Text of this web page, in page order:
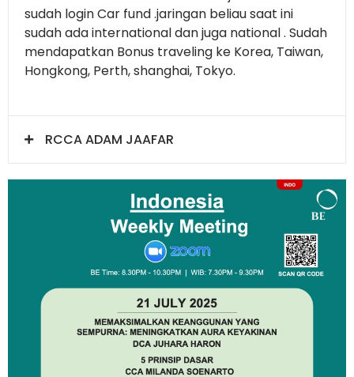
sudah login Car fund .jaringan beliau saat ini
sudah ada international dan juga national . Sudah
mendapatkan Bonus traveling ke Korea, Taiwan,
Hongkong, Perth, shanghai, Tokyo.
RCCA ADAM JAAFAR